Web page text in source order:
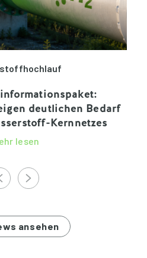
deutlichen Bedarf
Kernnetzes
lesen
ansehen